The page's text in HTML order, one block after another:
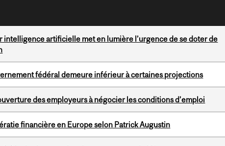
intelligence artificielle met en lumière l’urgence de se doter de
fédéral demeure inférieur à certaines projections
des employeurs à négocier les conditions d’emploi
financière en Europe selon Patrick Augustin